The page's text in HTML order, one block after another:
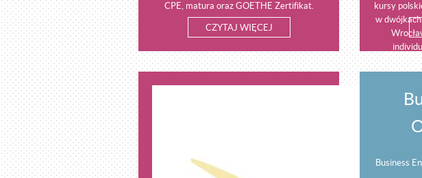
CPE, matura oraz GOETHE Zertifikat.
CZYTAJ WIĘCEJ
kursy
w
Business